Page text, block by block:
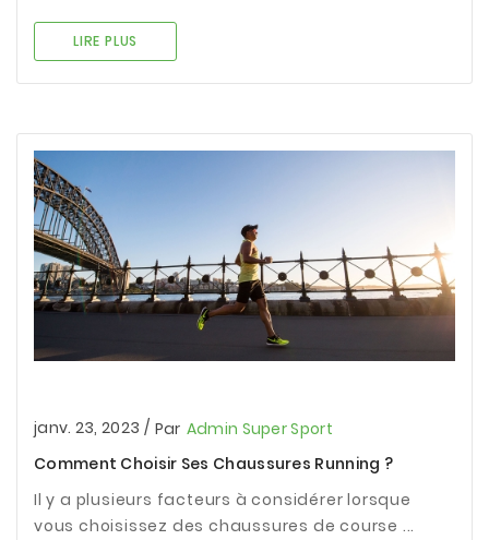
ci-dessous est un guide rapide pour déterminer,
en fonction de votre type de pied, si vous avez
besoin d'amorti, de stabilité ou de contrôle du
évaluation approfondie de la démarche et vous
guider tout au long du processus.
LIRE PLUS
janv. 23, 2023 / Par Admin Super Sport
Comment Choisir Ses Chaussures Running ?
Il y a plusieurs facteurs à considérer lorsque
vous choisissez des chaussures de course ...